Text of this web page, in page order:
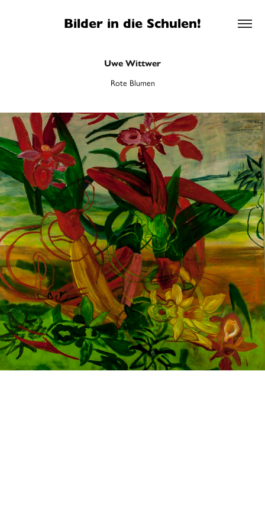
Bilder in die Schulen!
Uwe Wittwer
Rote Blumen